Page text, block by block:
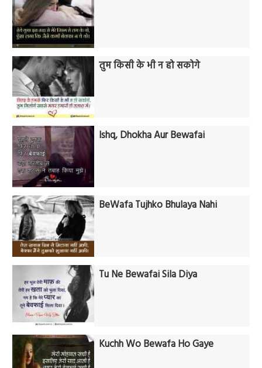
तुम किसी के भी न हो सकोगे
Ishq, Dhokha Aur Bewafai
BeWafa Tujhko Bhulaya Nahi
Tu Ne Bewafai Sila Diya
Kuchh Wo Bewafa Ho Gaye